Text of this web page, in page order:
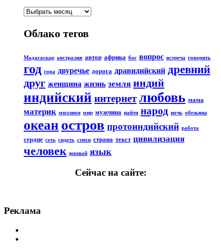
Облако тегов
Мадагаскар австралия автор африка бог вопрос встреча говорить
год гора двуречье дорога дравидийский древний
друг женщина жизнь земля индий
индийский интернет любовь мама
материк миллион мир мужчина найти народ ночь обезьяна
океан остров протоиндийский работа
сердце сеть сидеть стихи страна текст цивилизация
человек южный язык
Сейчас на сайте:
Реклама